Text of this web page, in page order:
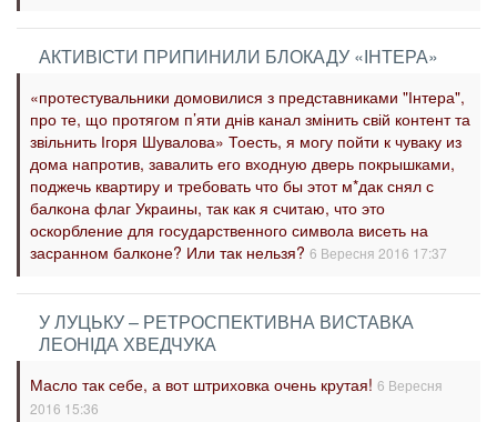
АКТИВІСТИ ПРИПИНИЛИ БЛОКАДУ «ІНТЕРА»
«протестувальники домовилися з представниками "Інтера",
про те, що протягом п’яти днів канал змінить свій контент та
звільнить Ігоря Шувалова» Тоесть, я могу пойти к чуваку из
дома напротив, завалить его входную дверь покрышками,
поджечь квартиру и требовать что бы этот м*дак снял с
балкона флаг Украины, так как я считаю, что это
оскорбление для государственного символа висеть на
засранном балконе? Или так нельзя? 6 Вересня 2016 17:37
У ЛУЦЬКУ – РЕТРОСПЕКТИВНА ВИСТАВКА
ЛЕОНІДА ХВЕДЧУКА
Масло так себе, а вот штриховка очень крутая! 6 Вересня
2016 15:36